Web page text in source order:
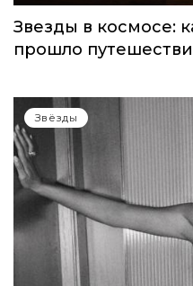
Звезды в космосе:
прошло
Звёзды